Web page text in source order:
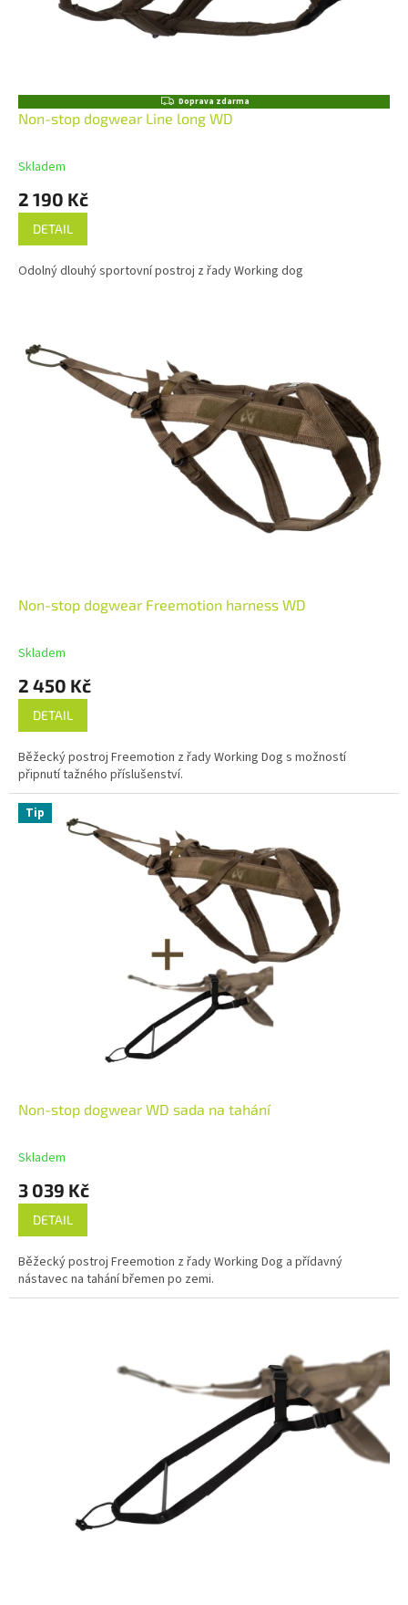
Z
D
A
Doprava zdarma
Non-stop dogwear Line long WD
Skladem
2 190 Kč
DETAIL
Odolný dlouhý sportovní postroj z řady Working dog
Non-stop dogwear Freemotion harness WD
Skladem
2 450 Kč
DETAIL
Běžecký postroj Freemotion z řady Working Dog s možností
připnutí tažného příslušenství.
Tip
Non-stop dogwear WD sada na tahání
Skladem
3 039 Kč
DETAIL
Běžecký postroj Freemotion z řady Working Dog a přídavný
nástavec na tahání břemen po zemi.